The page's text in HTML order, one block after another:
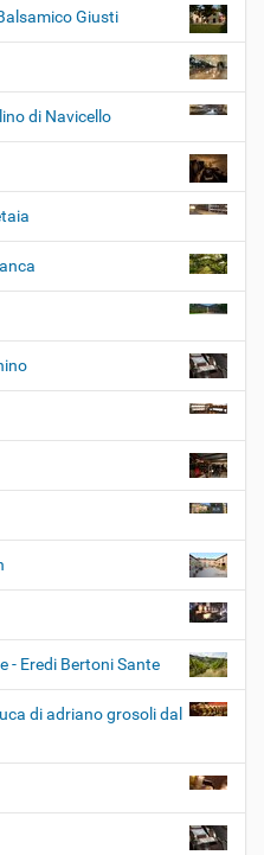
Giusti
di Navicello
- Eredi Bertoni Sante
di adriano grosoli dal